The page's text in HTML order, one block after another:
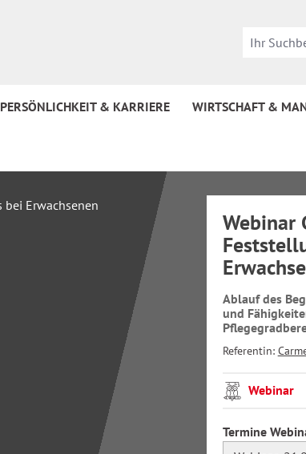
PERSÖNLICHKEIT & KARRIERE WIRTSCHAFT &
Webinar
Ablauf des
und
Referentin:
Webinar
Termine